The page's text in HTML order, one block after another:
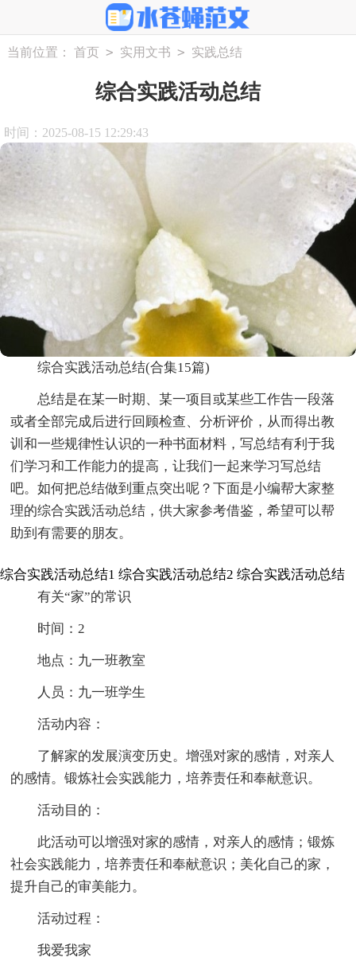
当前位置： 首页 > 实用文书 > 实践总结
综合实践活动总结
时间：2025-08-15 12:29:43
综合实践活动总结(合集15篇)
总结是在某一时期、某一项目或某些工作告一段落
或者全部完成后进行回顾检查、分析评价，从而得出教
训和一些规律性认识的一种书面材料，写总结有利于我
们学习和工作能力的提高，让我们一起来学习写总结
吧。如何把总结做到重点突出呢？下面是小编帮大家整
理的综合实践活动总结，供大家参考借鉴，希望可以帮
助到有需要的朋友。
综合实践活动总结1
有关“家”的常识
时间：2
地点：九一班教室
人员：九一班学生
活动内容：
了解家的发展演变历史。增强对家的感情，对亲人
的感情。锻炼社会实践能力，培养责任和奉献意识。
活动目的：
此活动可以增强对家的感情，对亲人的感情；锻炼
社会实践能力，培养责任和奉献意识；美化自己的家，
提升自己的审美能力。
活动过程：
我爱我家
综合实践活动总结2 综合实践活动总结